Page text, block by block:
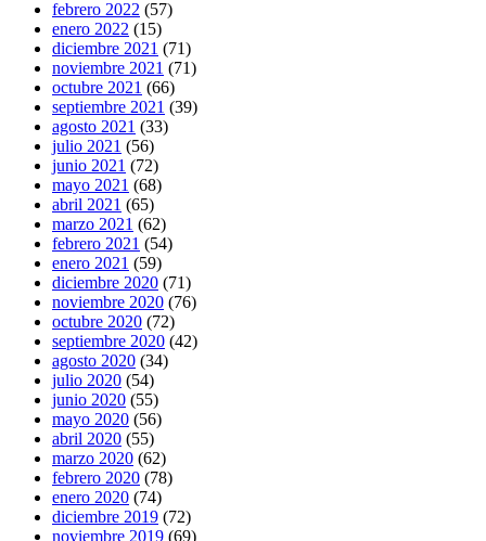
febrero 2022 (57)
enero 2022 (15)
diciembre 2021 (71)
noviembre 2021 (71)
octubre 2021 (66)
septiembre 2021 (39)
agosto 2021 (33)
julio 2021 (56)
junio 2021 (72)
mayo 2021 (68)
abril 2021 (65)
marzo 2021 (62)
febrero 2021 (54)
enero 2021 (59)
diciembre 2020 (71)
noviembre 2020 (76)
octubre 2020 (72)
septiembre 2020 (42)
agosto 2020 (34)
julio 2020 (54)
junio 2020 (55)
mayo 2020 (56)
abril 2020 (55)
marzo 2020 (62)
febrero 2020 (78)
enero 2020 (74)
diciembre 2019 (72)
noviembre 2019 (69)